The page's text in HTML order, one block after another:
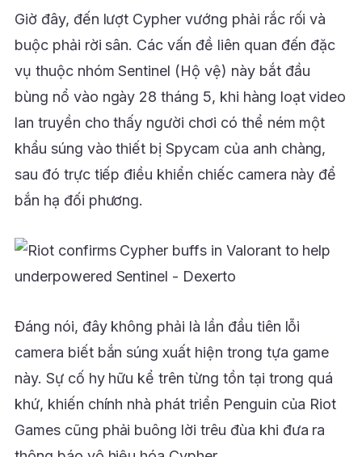
Giờ đây, đến lượt Cypher vướng phải rắc rối và
buộc phải rời sân. Các vấn đề liên quan đến đặc
vụ thuộc nhóm Sentinel (Hộ vệ) này bắt đầu
bùng nổ vào ngày 28 tháng 5, khi hàng loạt video
lan truyền cho thấy người chơi có thể ném một
khẩu súng vào thiết bị Spycam của anh chàng,
sau đó trực tiếp điều khiển chiếc camera này để
bắn hạ đối phương.
Đáng nói, đây không phải là lần đầu tiên lỗi
camera biết bắn súng xuất hiện trong tựa game
này. Sự cố hy hữu kể trên từng tồn tại trong quá
khứ, khiến chính nhà phát triển Penguin của Riot
Games cũng phải buông lời trêu đùa khi đưa ra